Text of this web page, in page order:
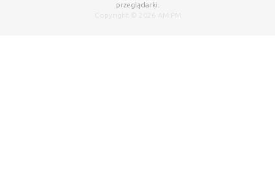
przeglądarki.